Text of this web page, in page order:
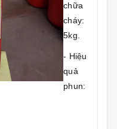
chữa
cháy:
5kg.
- Hiệu
quả
phun: